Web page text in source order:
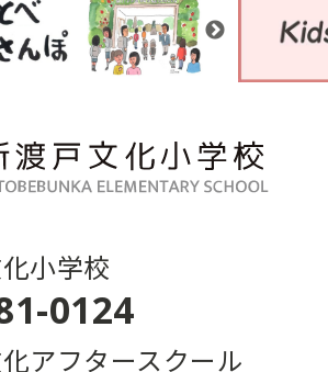
小学校
0124
アフタースクール